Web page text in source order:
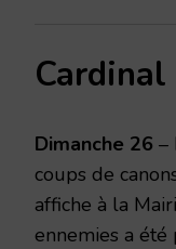
Cardinal
Dimanche 26 –
coups de
affiche à la
enne­mies a été